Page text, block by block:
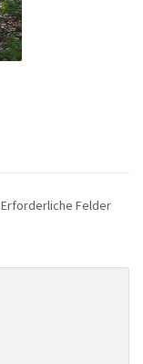
Erforderliche Felder